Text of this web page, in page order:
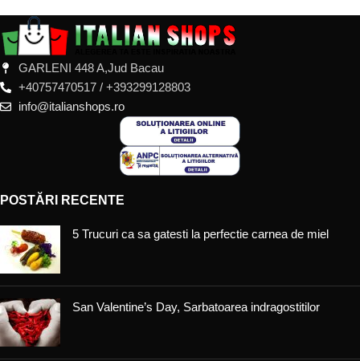
GARLENI 448 A,Jud Bacau
+40757470517 / +393299128803
info@italianshops.ro
POSTĂRI RECENTE
5 Trucuri ca sa gatesti la perfectie carnea de miel
San Valentine’s Day, Sarbatoarea indragostitilor